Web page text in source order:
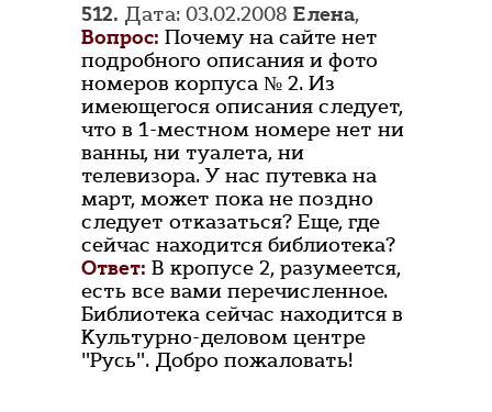
512. Дата: 03.02.2008 Елена,
Вопрос: Почему на сайте нет
подробного описания и фото
номеров корпуса № 2. Из
имеющегося описания следует,
что в 1-местном номере нет ни
ванны, ни туалета, ни
телевизора. У нас путевка на
март, может пока не поздно
следует отказаться? Еще, где
сейчас находится библиотека?
Ответ: В кропусе 2, разумеется,
есть все вами перечисленное.
Библиотека сейчас находится в
Культурно-деловом центре
"Русь". Добро пожаловать!